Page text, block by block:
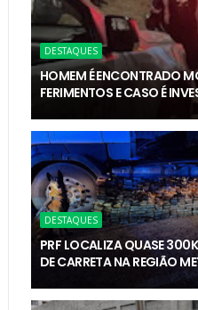
DESTAQUES
HOMEM É ENCONTRADO
FERIMENTOS E CASO É
DESTAQUES
PRF LOCALIZA QUASE
DE CARRETA NA REGIÃO